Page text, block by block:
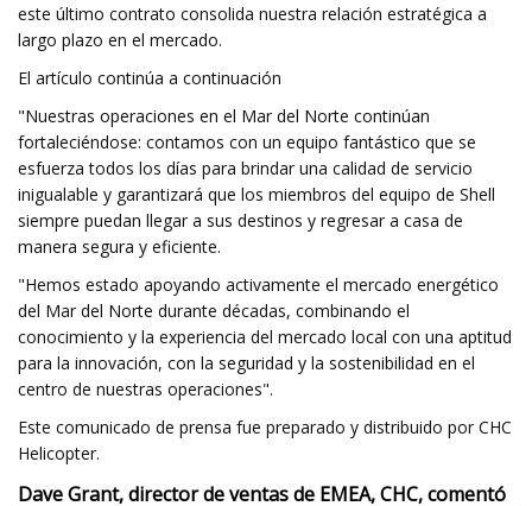
este último contrato consolida nuestra relación estratégica a
largo plazo en el mercado.
El artículo continúa a continuación
"Nuestras operaciones en el Mar del Norte continúan
fortaleciéndose: contamos con un equipo fantástico que se
esfuerza todos los días para brindar una calidad de servicio
inigualable y garantizará que los miembros del equipo de Shell
siempre puedan llegar a sus destinos y regresar a casa de
manera segura y eficiente.
"Hemos estado apoyando activamente el mercado energético
del Mar del Norte durante décadas, combinando el
conocimiento y la experiencia del mercado local con una aptitud
para la innovación, con la seguridad y la sostenibilidad en el
centro de nuestras operaciones".
Este comunicado de prensa fue preparado y distribuido por CHC
Helicopter.
Dave Grant, director de ventas de EMEA, CHC, comentó